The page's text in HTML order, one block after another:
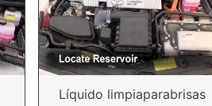
Líquido limpiaparabrisas